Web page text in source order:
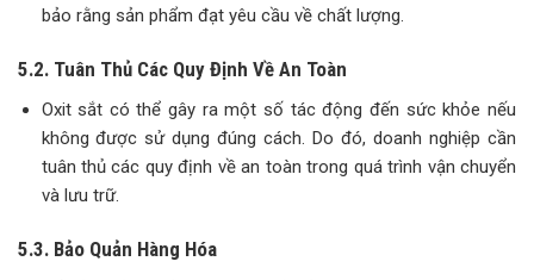
bảo rằng sản phẩm đạt yêu cầu về chất lượng.
5.2. Tuân Thủ Các Quy Định Về An Toàn
Oxit sắt có thể gây ra một số tác động đến sức khỏe nếu
không được sử dụng đúng cách. Do đó, doanh nghiệp cần
tuân thủ các quy định về an toàn trong quá trình vận chuyển
và lưu trữ.
5.3. Bảo Quản Hàng Hóa